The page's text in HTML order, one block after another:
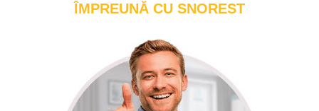
ÎMPREUNĂ CU SNOREST